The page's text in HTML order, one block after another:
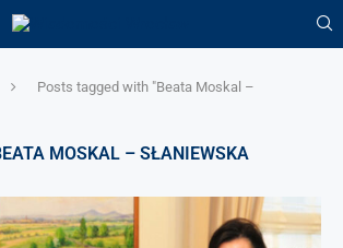
Posts tagged with "Beata Moskal –
MOSKAL – SŁANIEWSKA